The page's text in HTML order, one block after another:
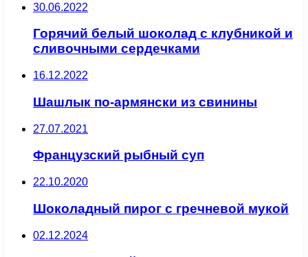
30.06.2022
Горячий белый шоколад с клубникой и
сливочными сердечками
16.12.2022
Шашлык по-армянски из свинины
27.07.2021
Французский рыбный суп
22.10.2020
Шоколадный пирог с гречневой мукой
02.12.2024